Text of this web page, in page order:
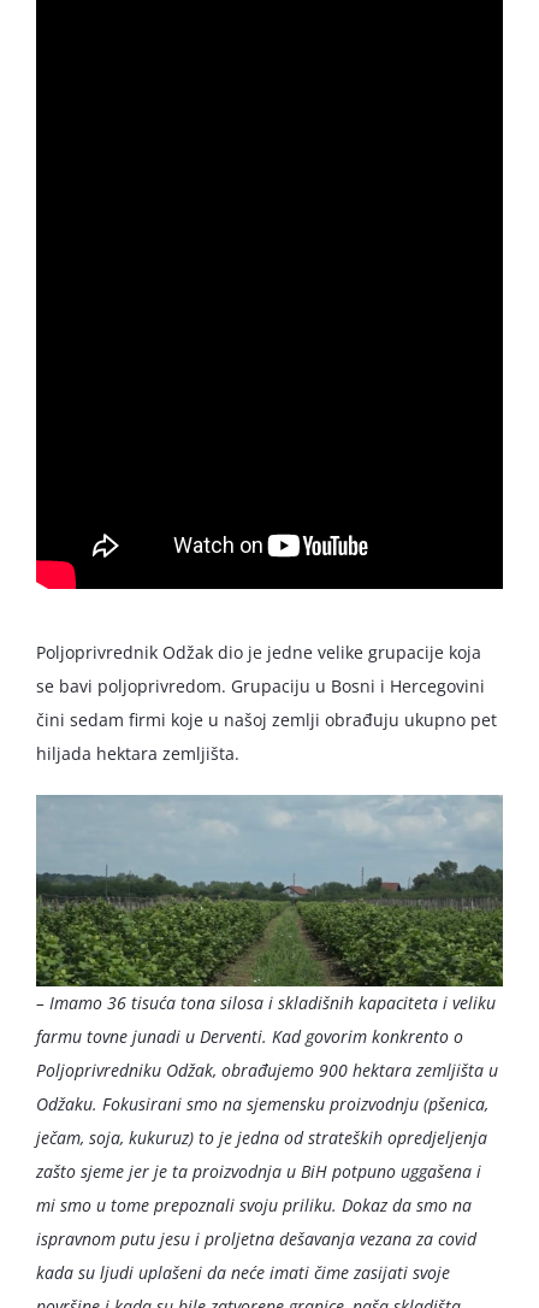
Poljoprivrednik Odžak dio je jedne velike grupacije koja
se bavi poljoprivredom. Grupaciju u Bosni i Hercegovini
čini sedam firmi koje u našoj zemlji obrađuju ukupno pet
hiljada hektara zemljišta.
– Imamo 36 tisuća tona silosa i skladišnih kapaciteta i veliku
farmu tovne junadi u Derventi. Kad govorim konkrento o
Poljoprivredniku Odžak, obrađujemo 900 hektara zemljišta u
Odžaku. Fokusirani smo na sjemensku proizvodnju (pšenica,
ječam, soja, kukuruz) to je jedna od strateških opredjeljenja
zašto sjeme jer je ta proizvodnja u BiH potpuno uggašena i
mi smo u tome prepoznali svoju priliku. Dokaz da smo na
ispravnom putu jesu i proljetna dešavanja vezana za covid
kada su ljudi uplašeni da neće imati čime zasijati svoje